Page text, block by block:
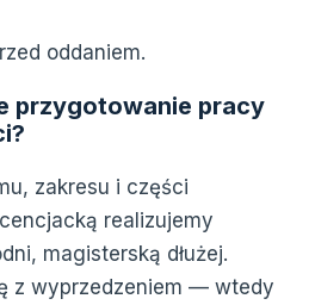
oddaniem.
przygotowanie pracy
zakresu i części
realizujemy
magisterską dłużej.
z wyprzedzeniem — wtedy